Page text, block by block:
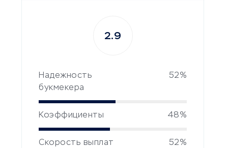
Надежность
букмекера
52%
Коэффициенты 48%
Скорость выплат 52%
2.9